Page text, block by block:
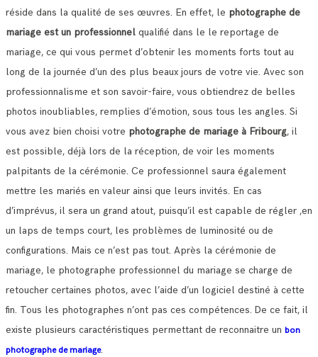
réside dans la qualité de ses œuvres. En effet, le photographe de
mariage est un professionnel qualifié dans le le reportage de
mariage, ce qui vous permet d’obtenir les moments forts tout au
long de la journée d’un des plus beaux jours de votre vie. Avec son
professionnalisme et son savoir-faire, vous obtiendrez de belles
photos inoubliables, remplies d’émotion, sous tous les angles. Si
vous avez bien choisi votre photographe de mariage à Fribourg, il
est possible, déjà lors de la réception, de voir les moments
palpitants de la cérémonie. Ce professionnel saura également
mettre les mariés en valeur ainsi que leurs invités. En cas
d’imprévus, il sera un grand atout, puisqu’il est capable de régler ,en
un laps de temps court, les problèmes de luminosité ou de
configurations. Mais ce n’est pas tout. Après la cérémonie de
mariage, le photographe professionnel du mariage se charge de
retoucher certaines photos, avec l’aide d’un logiciel destiné à cette
fin. Tous les photographes n’ont pas ces compétences. De ce fait, il
existe plusieurs caractéristiques permettant de reconnaitre un bon
photographe de mariage.